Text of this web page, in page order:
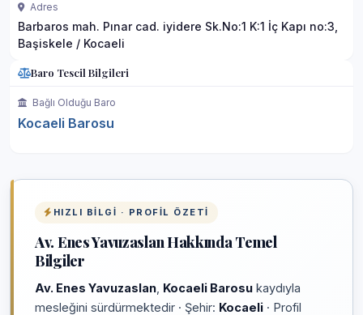
Adres
Barbaros mah. Pınar cad. iyidere Sk.No:1 K:1 İç Kapı no:3,
Başiskele / Kocaeli
Baro Tescil Bilgileri
Bağlı Olduğu Baro
Kocaeli Barosu
HIZLI BILGI · PROFIL ÖZETI
Av. Enes Yavuzaslan Hakkında Temel
Bilgiler
Av. Enes Yavuzaslan Kocaeli Barosu kaydıyla
mesleğini sürdürmektedir · Şehir: Kocaeli · Profil